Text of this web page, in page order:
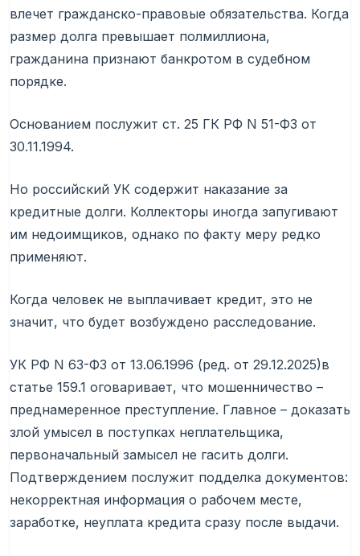
влечет гражданско-правовые обязательства. Когда
размер долга превышает полмиллиона,
гражданина признают банкротом в судебном
порядке.
Основанием послужит ст. 25 ГК РФ N 51-ФЗ от
30.11.1994.
Но российский УК содержит наказание за
кредитные долги. Коллекторы иногда запугивают
им недоимщиков, однако по факту меру редко
применяют.
Когда человек не выплачивает кредит, это не
значит, что будет возбуждено расследование.
УК РФ N 63-ФЗ от 13.06.1996 (ред. от 29.12.2025)в
статье 159.1 оговаривает, что мошенничество –
преднамеренное преступление. Главное – доказать
злой умысел в поступках неплательщика,
первоначальный замысел не гасить долги.
Подтверждением послужит подделка документов:
некорректная информация о рабочем месте,
заработке, неуплата кредита сразу после выдачи.